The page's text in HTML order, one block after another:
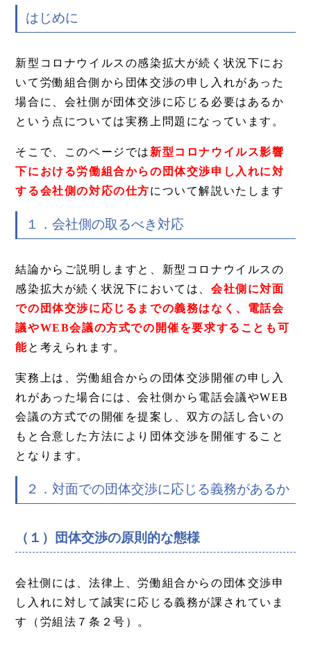
はじめに
新型コロナウイルスの感染拡大が続く状況下にお
いて労働組合側から団体交渉の申し入れがあった
場合に、会社側が団体交渉に応じる必要はあるか
という点については実務上問題になっています。
そこで、このページでは 新型コロナウイルス影響
下における労働組合からの団体交渉申し入れに対
する会社側の対応の仕方について解説いたします
１．会社側の取るべき対応
結論からご説明しますと、新型コロナウイルスの
感染拡大が続く状況下においては、会社側に対面
での団体交渉に応じるまでの義務はなく、電話会
議やWEB会議の方式での開催を要求することも可
能と考えられます。
実務上は、労働組合からの団体交渉開催の申し入
れがあった場合には、会社側から電話会議やWEB
会議の方式での開催を提案し、双方の話し合いの
もと合意した方法により団体交渉を開催すること
となります。
２．対面での団体交渉に応じる義務があるか
（１）団体交渉の原則的な態様
会社側には、法律上、労働組合からの団体交渉申
し入れに対して誠実に応じる義務が課されていま
す（労組法７条２号）。